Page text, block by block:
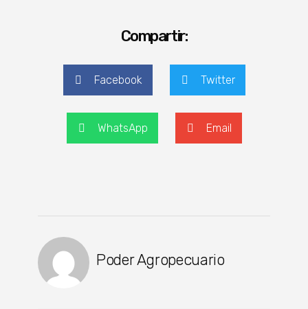
Compartir:
Facebook Twitter
WhatsApp Email
Poder Agropecuario